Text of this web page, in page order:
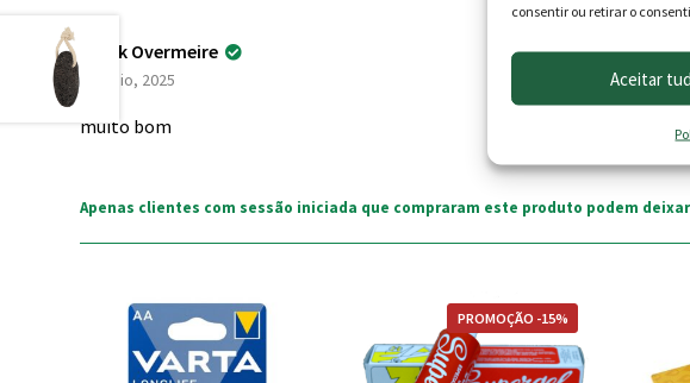
consentir ou retirar o
Aceitar
Frank Overmeire
28 Maio, 2025
muito bom
Apenas clientes com sessão iniciada que compraram este produto podem
PROMOÇÃO -15%